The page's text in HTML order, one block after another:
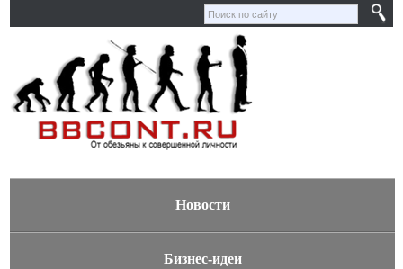
Новости
Бизнес-идеи